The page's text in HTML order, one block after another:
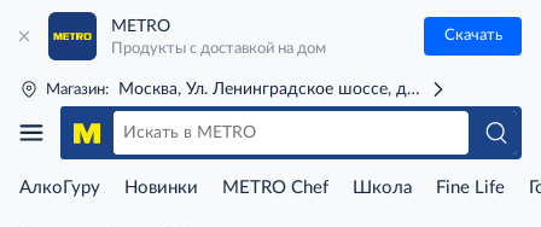
METRO
Продукты с доставкой на дом
Скачать
Магазин: Москва, Ул. Ленинградское шоссе, д. 71Г (м. Речной
АлкоГуру Новинки METRO Chef Школа Fine Life